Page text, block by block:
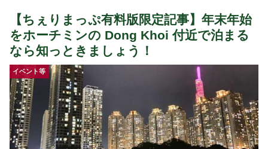
【ちぇりまっぷ有料版限定記事】年末年始
をホーチミンの Dong Khoi 付近で泊まる
なら知っときましょう！
イベント等